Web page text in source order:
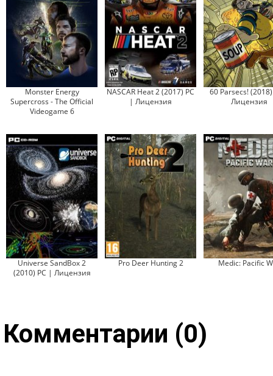
Monster Energy
Supercross - The Official
Videogame 6
NASCAR Heat 2 (2017) PC
| Лицензия
60 Parsecs!
Лицензия
Universe SandBox 2
(2010) PC | Лицензия
Pro Deer Hunting 2 Medic: Pacific
Комментарии (0)